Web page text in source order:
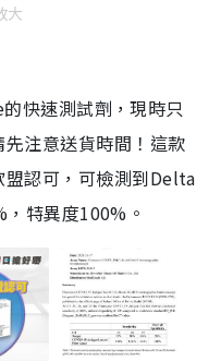
大
快速測試劑，現時只
注意送貨時間！這款
認可，可檢測到Delta
特異度100%。